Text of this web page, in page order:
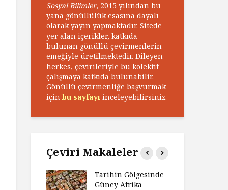
Sosyal Bilimler, 2015 yılından bu
yana gönüllülük esasına dayalı
olarak yayın yapmaktadır. Sitede
yer alan içerikler, katkıda
bulunan gönüllü çevirmenlerin
emeğiyle üretilmektedir. Dileyen
herkes, çevirileriyle bu kolektif
çalışmaya katkıda bulunabilir.
Gönüllü çevirmenliğe başvurmak
içinbu sayfayı inceleyebilirsiniz.
Çeviri Makaleler
Tarihin Gölgesinde
Güney Afrika